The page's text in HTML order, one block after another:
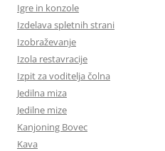
Igre in konzole
Izdelava spletnih strani
Izobraževanje
Izola restavracije
Izpit za voditelja čolna
Jedilna miza
Jedilne mize
Kanjoning Bovec
Kava